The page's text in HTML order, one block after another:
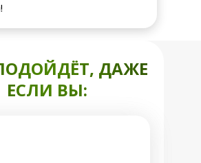
ДАЖЕ
ЕСЛИ ВЫ: